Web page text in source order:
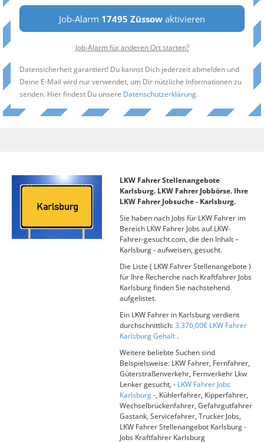
Job-Alarm 17495 Züssow aktivieren
Job-Alarm für anderen Ort starten?
Datensicherheit garantiert! Du kannst Dich jederzeit abmelden und
Deine E-Mail wird nur verwendet, um Dir nützliche Informationen zu
senden. Hier findest Du unsere Datenschutzerklärung.
LKW Fahrer Stellenangebote
Karlsburg. LKW Fahrer Jobbörse. Ihre
LKW Fahrer Jobsuche - Karlsburg.
Sie haben nach Jobs für LKW Fahrer im
Bereich LKW Fahrer Jobs auf LKW-
Fahrer-gesucht.com, die den Inhalt –
Karlsburg - aufweisen, gesucht.
Die Liste ( LKW Fahrer Stellenangebote )
für Ihre Recherche nach Kraftfahrer Jobs
Karlsburg finden Sie nachstehend
aufgelistet.
Ein LKW Fahrer in Karlsburg verdient
durchschnittlich:3.376,00€ LKW Fahrer
Karlsburg Gehalt .
Weitere beliebte Suchen sind
Beispielsweise: LKW Fahrer, Fernfahrer,
Güterstraßenverkehr, Fernverkehr Lkw
Lenker gesucht, - LKW Fahrer Jobs
Karlsburg-, Kühlerfahrer, Kipperfahrer,
Wechselbrückenfahrer, Gefahrgutfahrer
Gastank, Servicefahrer, Trucker Jobs,
LKW Fahrer Stellenangebot Karlsburg -
Jobs Kraftfahrer Karlsburg